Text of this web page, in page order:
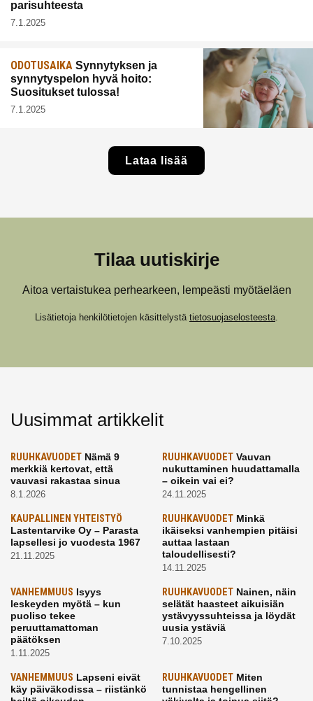
parisuhteesta
7.1.2025
ODOTUSAIKA Synnytyksen ja
synnytyspelon hyvä hoito:
Suositukset tulossa!
7.1.2025
Lataa lisää
Tilaa uutiskirje
Aitoa vertaistukea perhearkeen, lempeästi myötäeläen
Lisätietoja henkilötietojen käsittelystä tietosuojaselosteesta.
Uusimmat artikkelit
RUUHKAVUODET Nämä 9
merkkiä kertovat, että
vauvasi rakastaa sinua
8.1.2026
RUUHKAVUODETVauvan
nukuttaminen huudattamalla
– oikein vai ei?
24.11.2025
KAUPALLINEN YHTEISTYÖ
Lastentarvike Oy – Parasta
lapsellesi jo vuodesta 1967
21.11.2025
RUUHKAVUODETMinkä
ikäiseksi vanhempien pitäisi
auttaa lastaan
taloudellisesti?
14.11.2025
VANHEMMUUS Isyys
leskeyden myötä – kun
puoliso tekee
peruuttamattoman
päätöksen
1.11.2025
RUUHKAVUODETNainen, näin
selätät haasteet aikuisiän
ystävyyssuhteissa ja löydät
uusia ystäviä
7.10.2025
VANHEMMUUS Lapseni eivät
käy päiväkodissa – riistänkö
RUUHKAVUODETMiten
tunnistaa hengellinen